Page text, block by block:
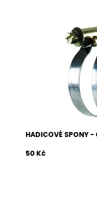
Šířka pásku 16mm
provedení. Princip
asymetrickým
spolehlivost.
obsahuje 2 ks
5014
HADICOVÉ SPONY -
50 Kč